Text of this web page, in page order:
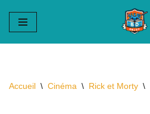
Aller
au
Accueil \ Cinéma \ Rick et Morty \